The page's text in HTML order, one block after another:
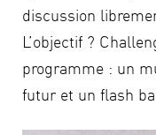
discussion
L’objectif ?
programme : un
futur et un flash